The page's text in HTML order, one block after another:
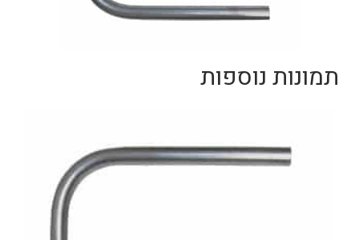
תמונות נוספות